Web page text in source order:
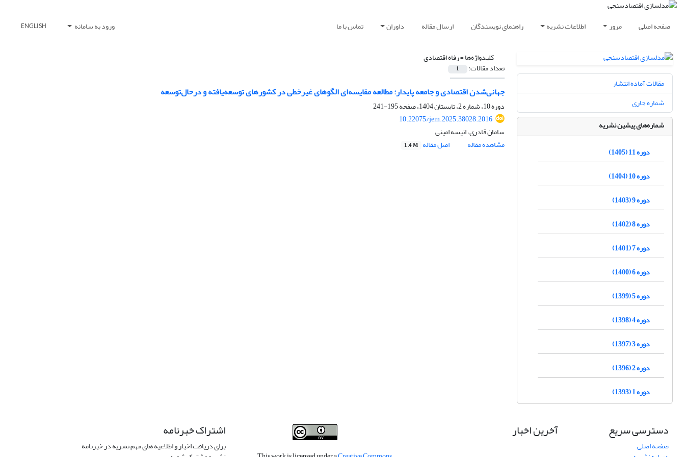
صفحه اصلی مرور اطلاعات نشریه راهنمای نویسندگان ارسال مقاله داوران تماس با ما ورود به سامانه ENGLISH
کلیدواژه‌ها =رفاه اقتصادی
تعداد مقالات: 1
جهانی‌شدن اقتصادی و جامعه پایدار: مطالعه مقایسه‌ای الگوهای غیرخطی در کشورهای توسعه‌یافته و درحال‌توسعه
دوره 10، شماره 2، تابستان 1404، صفحه
195-241
10.22075/jem.2025.38028.2016
سامان قادری، انیسه امینی
مشاهده مقاله
اصل مقاله 1.4 M
مقالات آماده انتشار
شماره جاری
شماره‌های پیشین نشریه
دوره 11 (1405)
دوره 10 (1404)
دوره 9 (1403)
دوره 8 (1402)
دوره 7 (1401)
دوره 6 (1400)
دوره 5 (1399)
دوره 4 (1398)
دوره 3 (1397)
دوره 2 (1396)
دوره 1 (1393)
دسترسی سریع
صفحه اصلی
آخرین اخبار اشتراک خبرنامه
برای دریافت اخبار و اطلاعیه های مهم نشریه در خبرنامه